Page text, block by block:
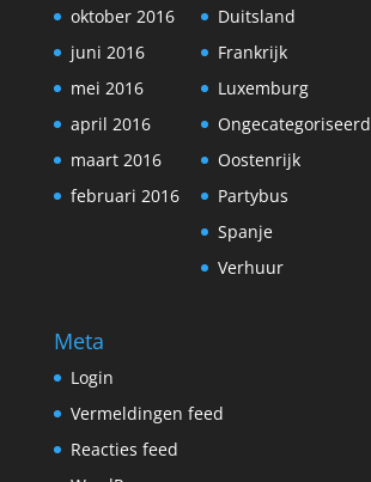
oktober 2016
juni 2016
mei 2016
april 2016
maart 2016
februari 2016
Duitsland
Frankrijk
Luxemburg
Ongecategoriseerd
Oostenrijk
Partybus
Spanje
Verhuur
Meta
Login
Vermeldingen feed
Reacties feed